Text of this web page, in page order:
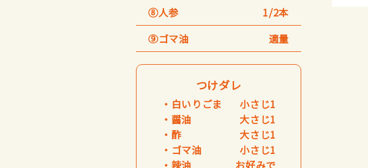
⑧人参
1/2本
⑨ゴマ油
適量
つけダレ
・白いりごま
小さじ1
・醤油
大さじ1
・酢
大さじ1
・ゴマ油
小さじ1